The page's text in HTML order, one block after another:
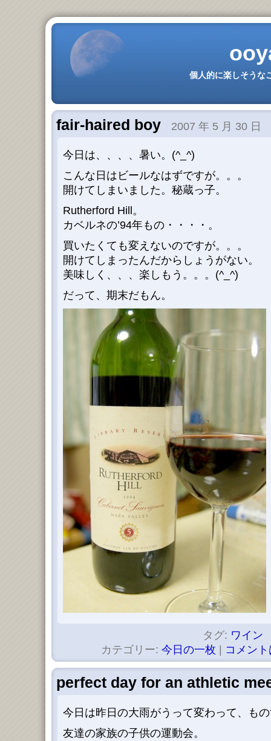
個人的に楽しそうな
fair-haired boy 2007 年 5 月 30 日
今日は、、、、暑い。(^_^)
こんな日はビールなはずですが。。。
開けてしまいました。秘蔵っ子。
Rutherford Hill。
カベルネの’94年もの・・・・。
買いたくても変えないのですが。。。
開けてしまったんだからしょうがない。
美味しく、、、楽しもう。。。(^_^)
だって、期末だもん。
タグ: ワイン
カテゴリー: 今日の一枚 コメン
perfect day for an athletic
今日は昨日の大雨がうって変わって、も
友達の家族の子供の運動会。